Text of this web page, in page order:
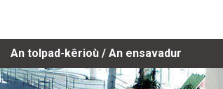
An tolpad-kêrioù / An ensavadur